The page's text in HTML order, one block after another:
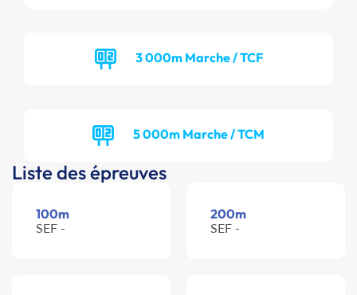
3 000m Marche / TCF
5 000m Marche / TCM
Liste des épreuves
100m
SEF -
200m
SEF -